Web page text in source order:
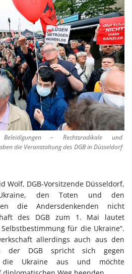
Beleidigungen – Rechtsradikale und
die Veranstaltung des DGB in Düsseldorf
Wolf, DGB-Vorsitzende Düsseldorf,
den Toten und den
die Andersdenkenden nicht
des DGB zum 1. Mai lautet
für die Ukraine“.
allerdings auch aus den
der DGB spricht sich gegen
die Ukraine aus und möchte